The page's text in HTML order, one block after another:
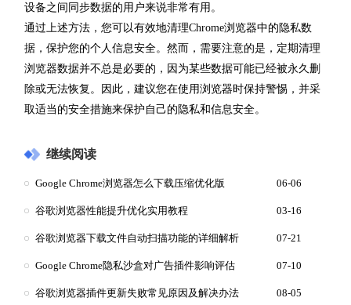
设备之间同步数据的用户来说非常有用。
通过上述方法，您可以有效地清理Chrome浏览器中的隐私数
据，保护您的个人信息安全。然而，需要注意的是，定期清理
浏览器数据并不总是必要的，因为某些数据可能已经被永久删
除或无法恢复。因此，建议您在使用浏览器时保持警惕，并采
取适当的安全措施来保护自己的隐私和信息安全。
继续阅读
Google Chrome浏览器怎么下载压缩优化版 06-06
谷歌浏览器性能提升优化实用教程 03-16
谷歌浏览器下载文件自动扫描功能的详细解析 07-21
Google Chrome隐私沙盒对广告插件影响评估 07-10
谷歌浏览器插件更新失败常见原因及解决办法 08-05